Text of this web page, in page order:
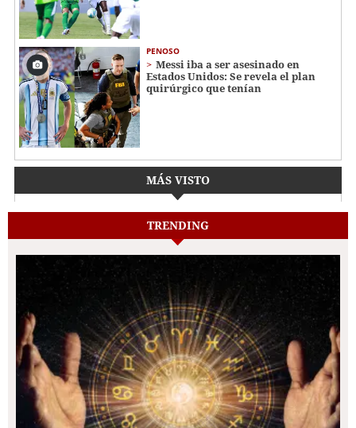
PENOSO
Messi iba a ser asesinado en
Estados Unidos: Se revela el plan
quirúrgico que tenían
MÁS VISTO
TRENDING